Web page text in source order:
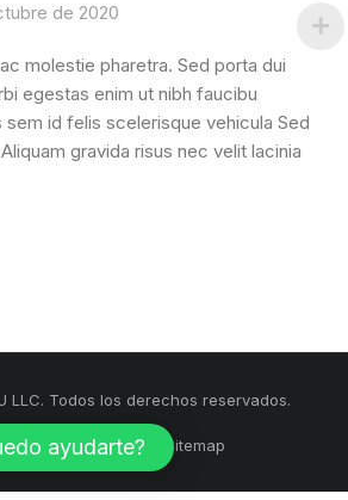
de 2020
molestie pharetra. Sed porta dui
egestas enim ut nibh faucibu
id felis scelerisque vehicula Sed
gravida risus nec velit lacinia
LLC. Todos los derechos reservados.
y condiciones Sitemap
ayudarte?